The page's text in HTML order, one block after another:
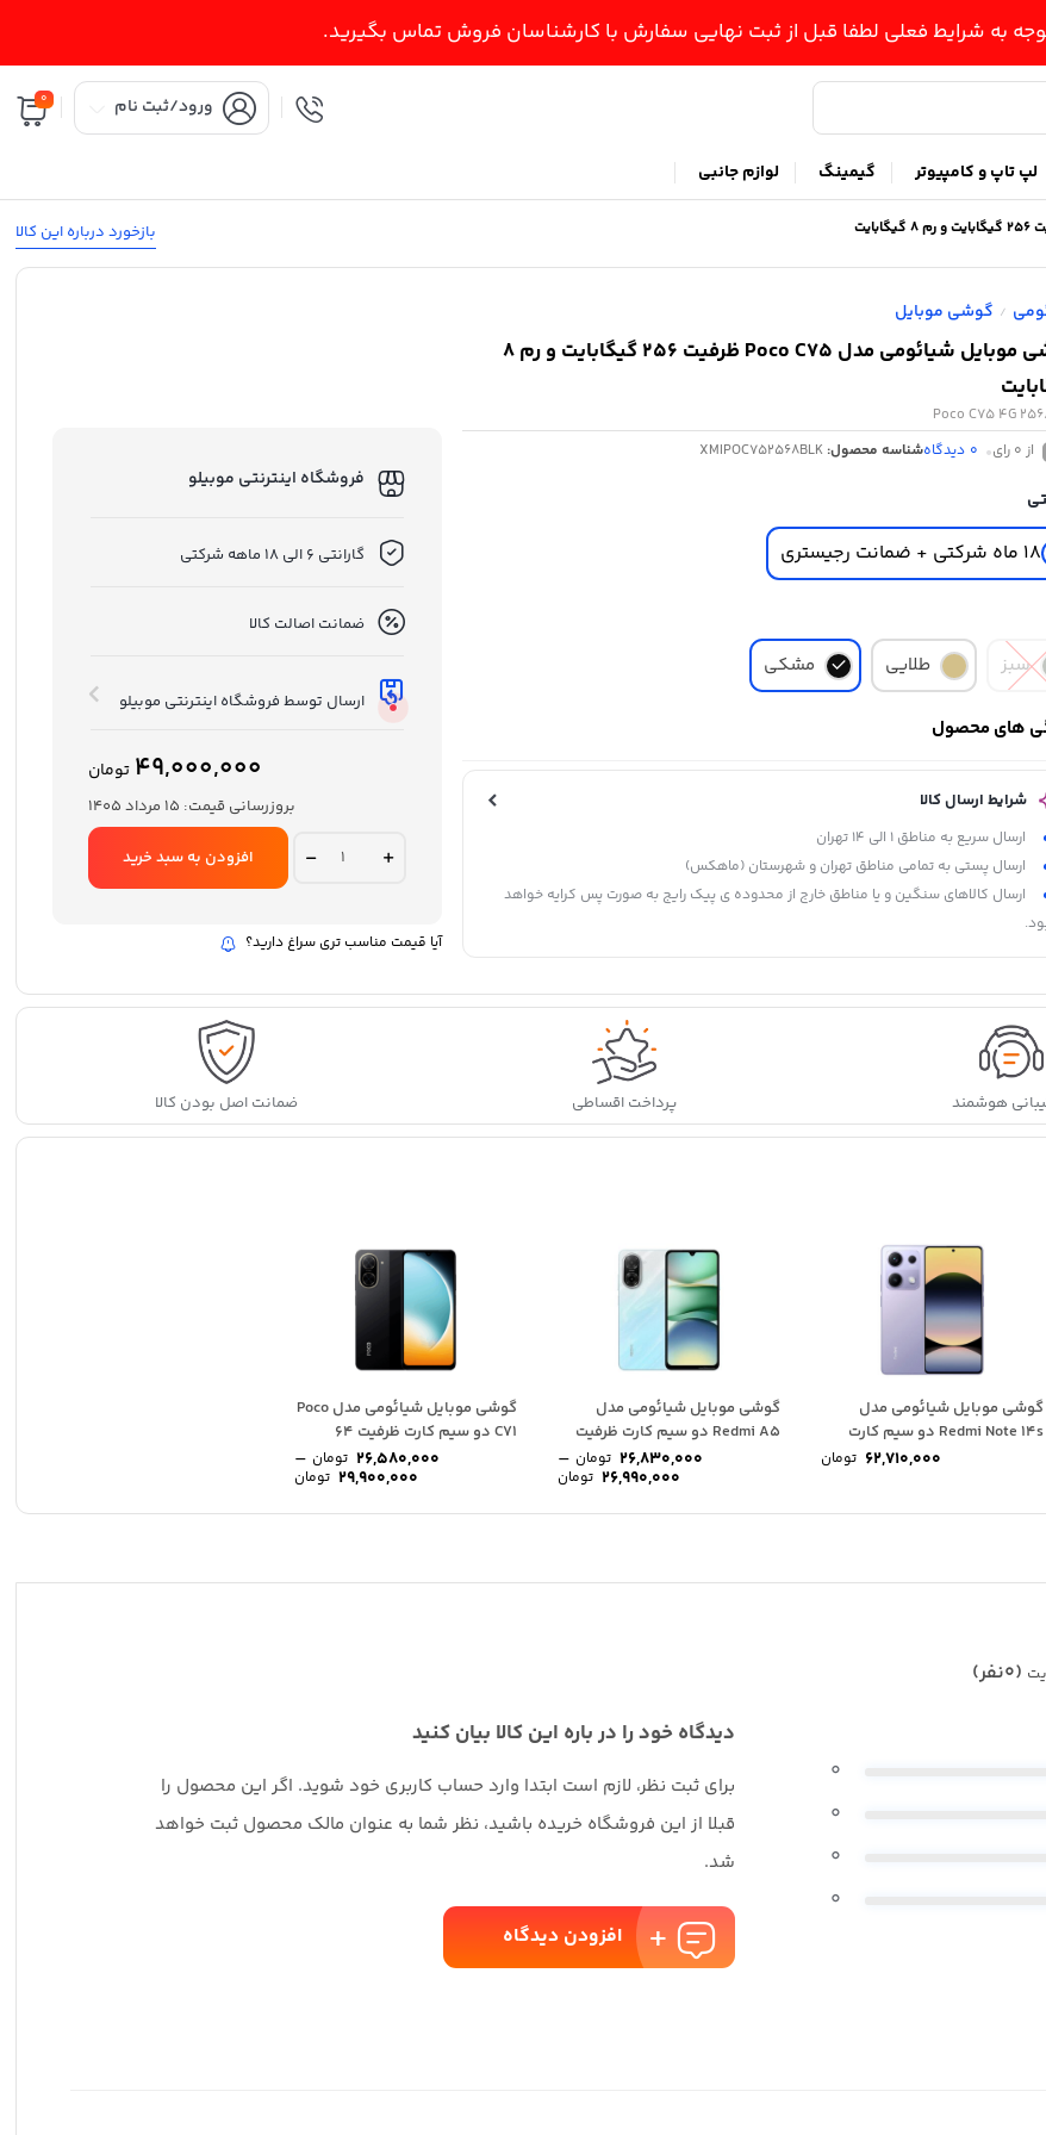
به شرایط فعلی لطفا قبل از ثبت نهایی سفارش با کارشناسان فروش تماس بگیرید.
ورود/ثبت نام 0
لپ تاپ و کامپیوتر گیمینگ لوازم جانبی
بازخورد درباره این کالا
/ گوشی موبایل
گوشی موبایل شیائومی مدل Poco C۷5 ظرفیت 256 گیگابایت و رم 8
Poco C75 4G
از 0 رای 0 دیدگاهشناسه محصول: XMIPOC۷52568BLK
18 ماه شرکتی + ضمانت رجیستری
سبز طلایی مشکی
های محصول
شرایط ارسال کالا
ارسال سریع به مناطق 1 الی 14 تهران
ارسال پستی به تمامی مناطق تهران و شهرستان (ماهکس)
ارسال کالاهای سنگین و یا مناطق خارج از محدوده ی پیک رایج به صورت پس کرایه خواهد
فروشگاه اینترنتی موبیلو
گارانتی 6 الی 18 ماهه شرکتی
ضمانت اصالت کالا
ارسال توسط فروشگاه اینترنتی موبیلو
49,000,000 تومان
بروزرسانی قیمت: 15 مرداد 1405
گوشی
موبایل
Poco
C۷5
256
گیگابایت
افزودن به سبد خرید
آیا قیمت مناسب تری سراغ دارید؟
هوشمند پرداخت اقساطی ضمانت اصل بودن کالا
گوشی موبایل شیائومی مدل
Redmi Note 14s دو سیم کارت
62,710,000 تومان
گوشی موبایل شیائومی مدل
Redmi A5 دو سیم کارت ظرفیت
26,830,000 تومان –
26,990,000 تومانPrice
26,830,000 تومان
گوشی موبایل شیائومی مدل Poco
C71 دو سیم کارت ظرفیت 64
26,580,000 تومان –
29,900,000 تومانPrice
26,580,000 تومان
(0نفر)
0
0
0
0
دیدگاه خود را در باره این کالا بیان کنید
برای ثبت نظر، لازم است ابتدا وارد حساب کاربری خود شوید. اگر این محصول را
قبلا از این فروشگاه خریده باشید، نظر شما به عنوان مالک محصول ثبت خواهد
شد.
افزودن دیدگاه